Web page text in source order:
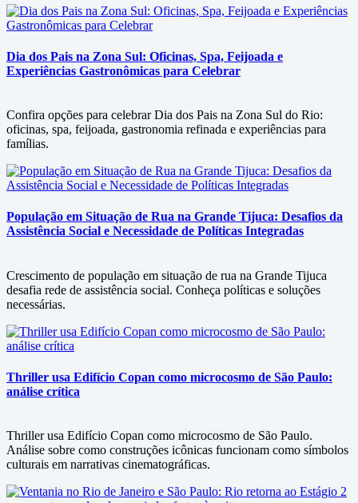
Dia dos Pais na Zona Sul: Oficinas, Spa, Feijoada e
Experiências Gastronômicas para Celebrar
Confira opções para celebrar Dia dos Pais na Zona Sul do Rio:
oficinas, spa, feijoada, gastronomia refinada e experiências para
famílias.
População em Situação de Rua na Grande Tijuca: Desafios da
Assistência Social e Necessidade de Políticas Integradas
Crescimento de população em situação de rua na Grande Tijuca
desafia rede de assistência social. Conheça políticas e soluções
necessárias.
Thriller usa Edifício Copan como microcosmo de São Paulo:
análise crítica
Thriller usa Edifício Copan como microcosmo de São Paulo.
Análise sobre como construções icônicas funcionam como símbolos
culturais em narrativas cinematográficas.